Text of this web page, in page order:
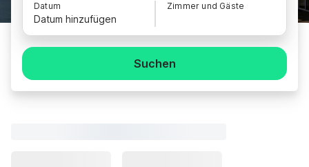
Datum
Datum hinzufügen
Zimmer und Gäste
Suchen